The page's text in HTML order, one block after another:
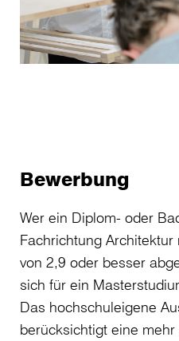
Bewerbung
Wer ein Diplom- oder
Fachrichtung
von 2,9 oder besser
sich für ein
Das hochschuleigene
berücksichtigt eine